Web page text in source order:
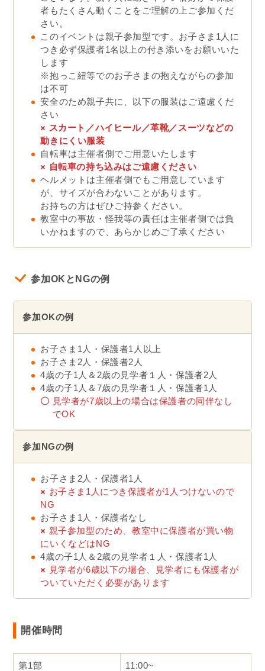
者もたくさん動くことをご理解の上ご参加くだ
さい。
このイベントは親子参加型です。お子さま1人に
つき必ず保護者1名以上の付き添いをお願いいた
します
※抱っこ紐等でのお子さまの抱えながらの参加
は不可
安全のため親子共に、以下の服装はご遠慮くだ
さい
× スカート／ハイヒール／革靴／スーツなどの
動きにくい服装
自転車は主催者側でご用意いたします
× 自転車の持ち込みはご遠慮ください
ヘルメットは主催者側でもご用意しています
が、サイズが合わないことがあります。
お持ちの方はぜひご持参ください。
教室中の事故・怪我等の責任は主催者側では負
いかねますので、あらかじめご了承ください
参加OKとNGの例
参加OKの例
お子さま1人・保護者1人以上
お子さま2人・保護者2人
4歳の子1人＆2歳の見学者１人・保護者2人
4歳の子1人＆7歳の見学者１人・保護者1人
〇 見学者が7歳以上の場合は保護者の同伴なし
でOK
参加NGの例
お子さま2人・保護者1人
× お子さま1人につき保護者が1人つけないので
NG
お子さま1人・保護者なし
× 親子参加型のため、教室中に保護者が買い物
にいくなどはNG
4歳の子1人＆2歳の見学者１人・保護者1人
× 見学者が6歳以下の場合、見学者にも保護者が
ついていただく必要があります
開催時間
第1部 11:00~